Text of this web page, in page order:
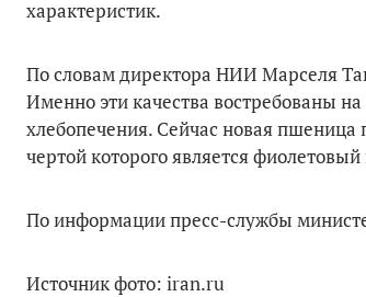
характеристик.
По словам директора НИИ Марселя
Именно эти качества востребованы
хлебопечения. Сейчас новая пшеница
чертой которого является фиолетовый
По информации пресс-службы
Источник фото: iran.ru